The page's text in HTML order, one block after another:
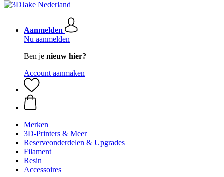
Aanmelden
Nu aanmelden
Ben je nieuw hier?
Account aanmaken
Merken
3D-Printers & Meer
Reserveonderdelen & Upgrades
Filament
Resin
Accessoires